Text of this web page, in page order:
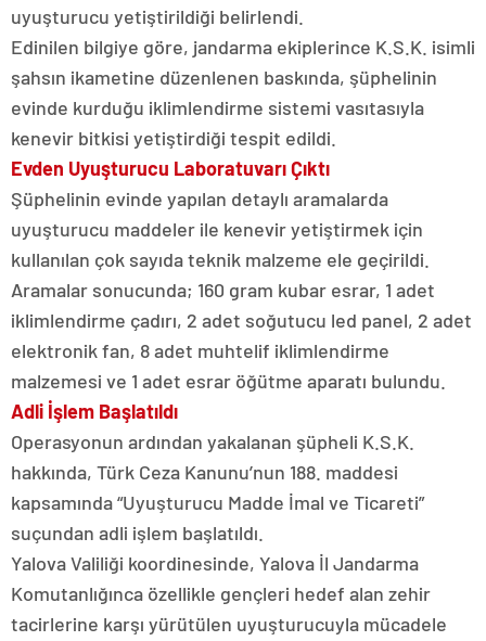
uyuşturucu yetiştirildiği belirlendi.
Edinilen bilgiye göre, jandarma ekiplerince K.S.K. isimli
şahsın ikametine düzenlenen baskında, şüphelinin
evinde kurduğu iklimlendirme sistemi vasıtasıyla
kenevir bitkisi yetiştirdiği tespit edildi.
Evden Uyuşturucu Laboratuvarı Çıktı
Şüphelinin evinde yapılan detaylı aramalarda
uyuşturucu maddeler ile kenevir yetiştirmek için
kullanılan çok sayıda teknik malzeme ele geçirildi.
Aramalar sonucunda; 160 gram kubar esrar, 1 adet
iklimlendirme çadırı, 2 adet soğutucu led panel, 2 adet
elektronik fan, 8 adet muhtelif iklimlendirme
malzemesi ve 1 adet esrar öğütme aparatı bulundu.
Adli İşlem Başlatıldı
Operasyonun ardından yakalanan şüpheli K.S.K.
hakkında, Türk Ceza Kanunu’nun 188. maddesi
kapsamında “Uyuşturucu Madde İmal ve Ticareti”
suçundan adli işlem başlatıldı.
Yalova Valiliği koordinesinde, Yalova İl Jandarma
Komutanlığınca özellikle gençleri hedef alan zehir
tacirlerine karşı yürütülen uyuşturucuyla mücadele